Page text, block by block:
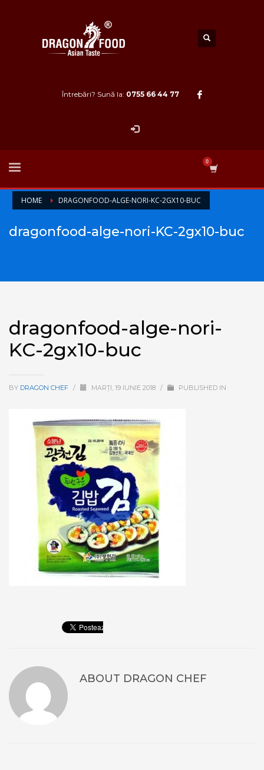
Întrebări? Sună la: 0755 66 44 77
HOME DRAGONFOOD-ALGE-NORI-KC-2GX10-BUC
dragonfood-alge-nori-KC-2gx10-buc
dragonfood-alge-nori-
KC-2gx10-buc
BY DRAGON CHEF / MARȚI, 19 IUNIE 2018 / PUBLISHED IN
ABOUT DRAGON CHEF